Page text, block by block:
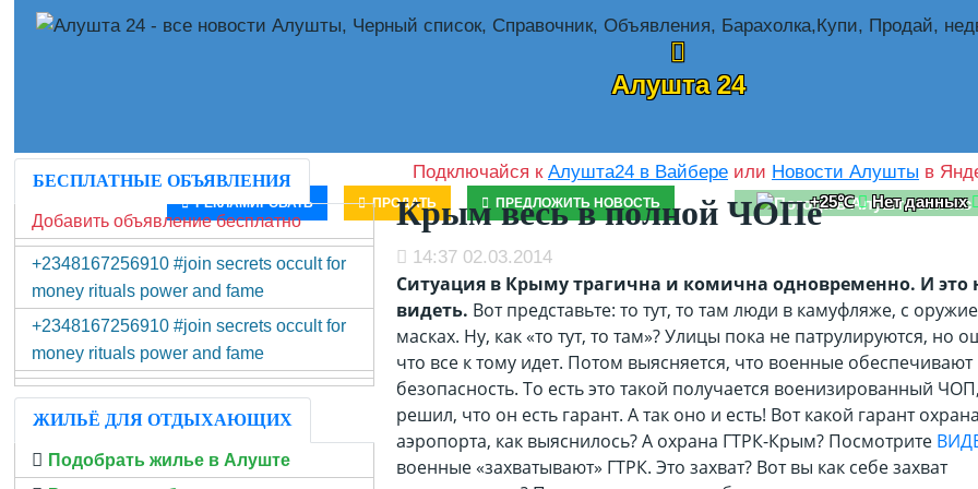
Алушта 24
РЕКЛАМИРОВАТЬ ПРОДАТЬ ПРЕДЛОЖИТЬ НОВОСТЬ +25℃ Нет данных
Подключайся к Алушта24 в Вайбереили Новости Алушты в
Крым весь в полной ЧОПе
14:37 02.03.2014
Ситуация в Крыму трагична и комична одновременно. И это
видеть. Вот представьте: то тут, то там люди в камуфляже, с
масках. Ну, как «то тут, то там»? Улицы пока не патрулируются, но
что все к тому идет. Потом выясняется, что военные обеспечивают
безопасность. То есть это такой получается военизированный
решил, что он есть гарант. А так оно и есть! Вот какой гарант охрана
аэропорта, как выяснилось? А охрана ГТРК-Крым? Посмотрите
военные «захватывают» ГТРК. Это захват? Вот вы как себе захват
БЕСПЛАТНЫЕ ОБЪЯВЛЕНИЯ
Добавить объявление бесплатно
+2348167256910 #join secrets occult for
money rituals power and fame
+2348167256910 #join secrets occult for
money rituals power and fame
ЖИЛЬЁ ДЛЯ ОТДЫХАЮЩИХ
Подобрать жилье в Алуште